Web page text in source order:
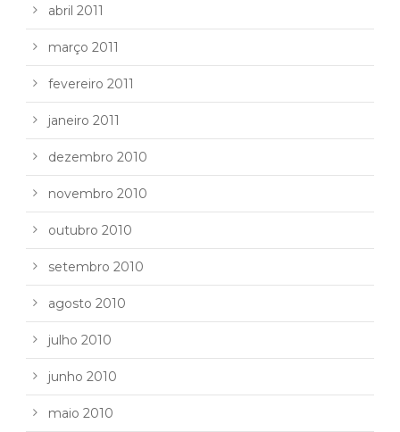
abril 2011
março 2011
fevereiro 2011
janeiro 2011
dezembro 2010
novembro 2010
outubro 2010
setembro 2010
agosto 2010
julho 2010
junho 2010
maio 2010